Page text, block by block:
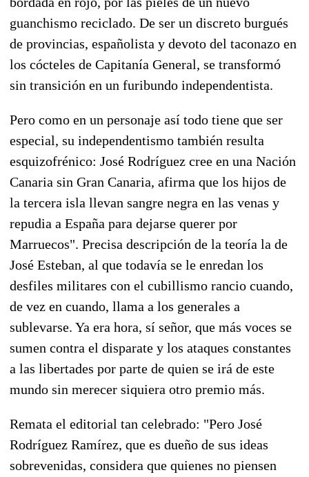
guanchismo reciclado. De ser un discreto burgués
de provincias, españolista y devoto del taconazo en
los cócteles de Capitanía General, se transformó
sin transición en un furibundo independentista.
Pero como en un personaje así todo tiene que ser
especial, su independentismo también resulta
esquizofrénico: José Rodríguez cree en una Nación
Canaria sin Gran Canaria, afirma que los hijos de
la tercera isla llevan sangre negra en las venas y
repudia a España para dejarse querer por
Marruecos". Precisa descripción de la teoría la de
José Esteban, al que todavía se le enredan los
desfiles militares con el cubillismo rancio cuando,
de vez en cuando, llama a los generales a
sublevarse. Ya era hora, sí señor, que más voces se
sumen contra el disparate y los ataques constantes
a las libertades por parte de quien se irá de este
mundo sin merecer siquiera otro premio más.
Remata el editorial tan celebrado: "Pero José
Rodríguez Ramírez, que es dueño de sus ideas
sobrevenidas, considera que quienes no piensen